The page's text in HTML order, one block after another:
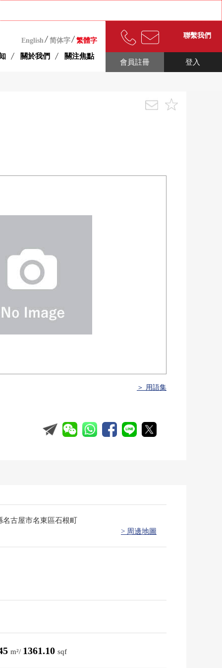
English 简体字 繁體字
關於我們 關注焦點
聯繫我們
登入
會員註冊
＞ 用語集
名古屋市名東區石根町
> 周邊地圖
m²/ 1361.10 sqf